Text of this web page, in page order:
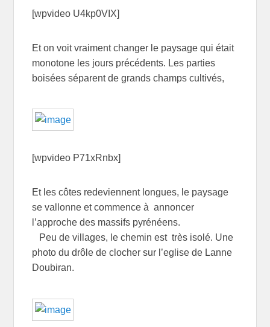
[wpvideo U4kp0VIX]
Et on voit vraiment changer le paysage qui était
monotone les jours précédents. Les parties
boisées séparent de grands champs cultivés,
[wpvideo P71xRnbx]
Et les côtes redeviennent longues, le paysage
se vallonne et commence à annoncer
l’approche des massifs pyrénéens.
Peu de villages, le chemin est très isolé. Une
photo du drôle de clocher sur l’eglise de Lanne
Doubiran.